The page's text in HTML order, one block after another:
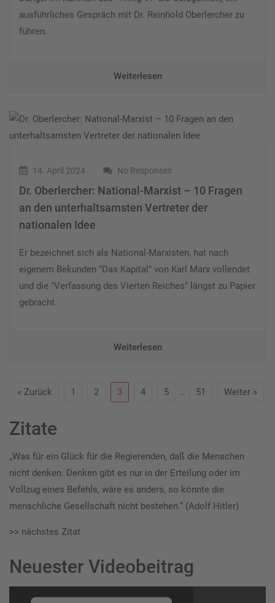
ausführliches Gespräch mit Dr. Reinhold Oberlercher zu
führen.
Weiterlesen
14. April 2024 No Responses
Dr. Oberlercher: National-Marxist – 10 Fragen
an den unterhaltsamsten Vertreter der
nationalen Idee
Er bezeichnet sich als National-Marxisten, hat nach
eigenem Bekunden "Das Kapital" von Karl Marx vollendet
und die "Verfassung des Vierten Reiches" längst zu Papier
gebracht.
Weiterlesen
« Zurück 1 2 3 4 5 … 51 Weiter »
Zitate
„Was für ein Glück für die Regierenden, daß die Menschen
nicht denken. Denken gibt es nur in der Erteilung oder im
Vollzug eines Befehls, wäre es anders, so könnte die
menschliche Gesellschaft nicht bestehen.“ (Adolf Hitler)
>> nächstes Zitat
Neuester Videobeitrag